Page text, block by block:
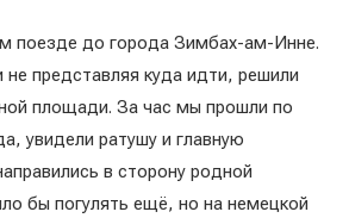
поезде до города Зимбах-ам-Инне.
не представляя куда идти, решили
площади. За час мы прошли по
увидели ратушу и главную
в сторону родной
бы погулять ещё, но на немецкой